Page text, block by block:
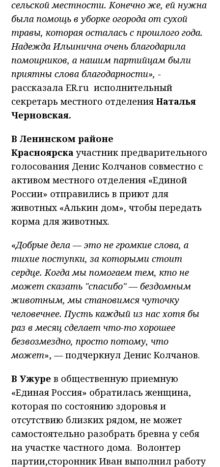
сельской местности. Конечно же, ей нужна
была помощь в уборке огорода от сухой
травы, которая осталась с прошлого года.
Надежда Ильинична очень благодарила
помощников, а нашим партийцам были
приятны слова благодарности», -
рассказала ER.ru исполнительный
секретарь местного отделения Наталья
Черновская.
В Ленинском районе
Красноярска участник предварительного
голосования Денис Колчанов совместно с
активом местного отделения «Единой
России» отправились в приют для
животных «Алькин дом», чтобы передать
корма для животных.
«Добрые дела — это не громкие слова, а
тихие поступки, за которыми стоит
сердце. Когда мы помогаем тем, кто не
может сказать "спасибо" — бездомным
животным, мы становимся чуточку
человечнее. Пусть каждый из нас хотя бы
раз в месяц сделает что-то хорошее
безвозмездно, просто потому, что
может», — подчеркнул Денис Колчанов.
В Ужуре в общественную приемную
«Единая Россия» обратилась женщина,
которая по состоянию здоровья и
отсутствию близких рядом, не может
самостоятельно разобрать бревна у себя
на участке частного дома. Волонтер
партии,сторонник Иван выполнил работу